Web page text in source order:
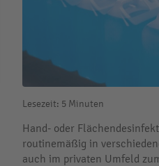
Lesezeit: 5 Minuten
Hand- oder
routinemäßig in
auch im privaten Umfeld